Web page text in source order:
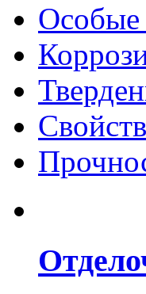
Особые